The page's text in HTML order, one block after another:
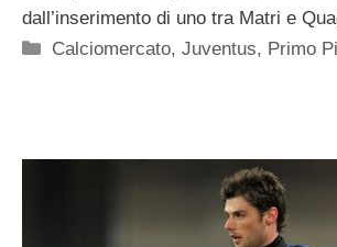
dall’inserimento di uno tra Matri e
Categorie
Calciomercato,Juventus, Primo